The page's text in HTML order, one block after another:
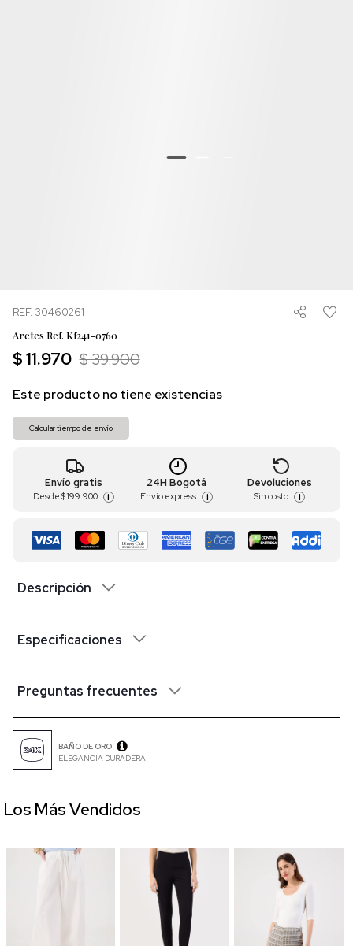
REF. 30460261
Aretes Ref. Kf241-0760
$ 11.970 $ 39.900
Este producto no tiene existencias
Calcular tiempo de envío
Envío gratis
Desde $ 199.900 i
24H Bogotá
Envío express i
Devoluciones
Sin costo i
Descripción
Especificaciones
Preguntas frecuentes
BAÑO DE ORO
ELEGANCIA DURADERA
Los Más Vendidos